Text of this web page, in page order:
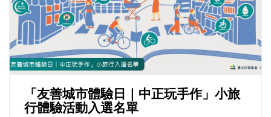
「友善城市體驗日｜中正玩手作」小旅
行體驗活動入選名單